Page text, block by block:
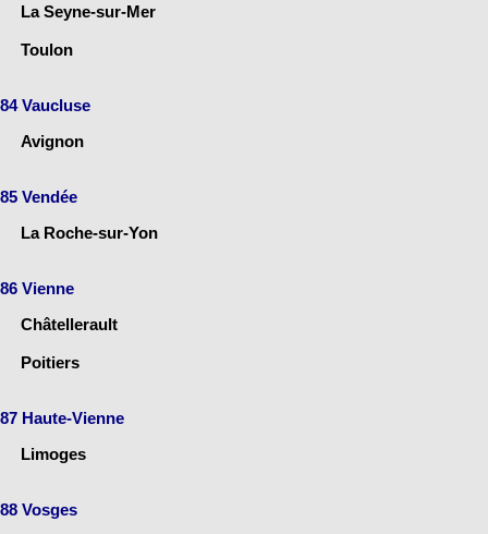
La Seyne-sur-Mer
Toulon
84 Vaucluse
Avignon
85 Vendée
La Roche-sur-Yon
86 Vienne
Châtellerault
Poitiers
87 Haute-Vienne
Limoges
88 Vosges